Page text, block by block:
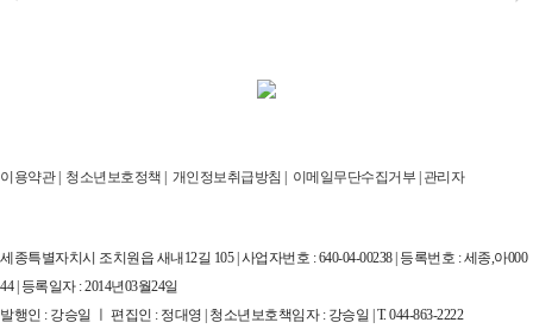
이용약관| 청소년보호정책 | 개인정보취급방침 | 이메일무단수집거부 | 관리자
세종특별자치시 조치원읍 새내12길 105 | 사업자번호 : 640-04-00238 | 등록번호 : 세종,아000
44 | 등록일자 : 2014년03월24일
발행인 : 강승일 ㅣ 편집인 : 정대영 | 청소년보호책임자 : 강승일 | T. 044-863-2222